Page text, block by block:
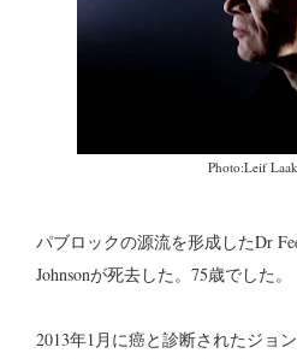
Photo:Leif
パブロックの源流を形成したDr
Johnsonが死去した。75歳でした。
2013年1月に癌と診断されたジョ